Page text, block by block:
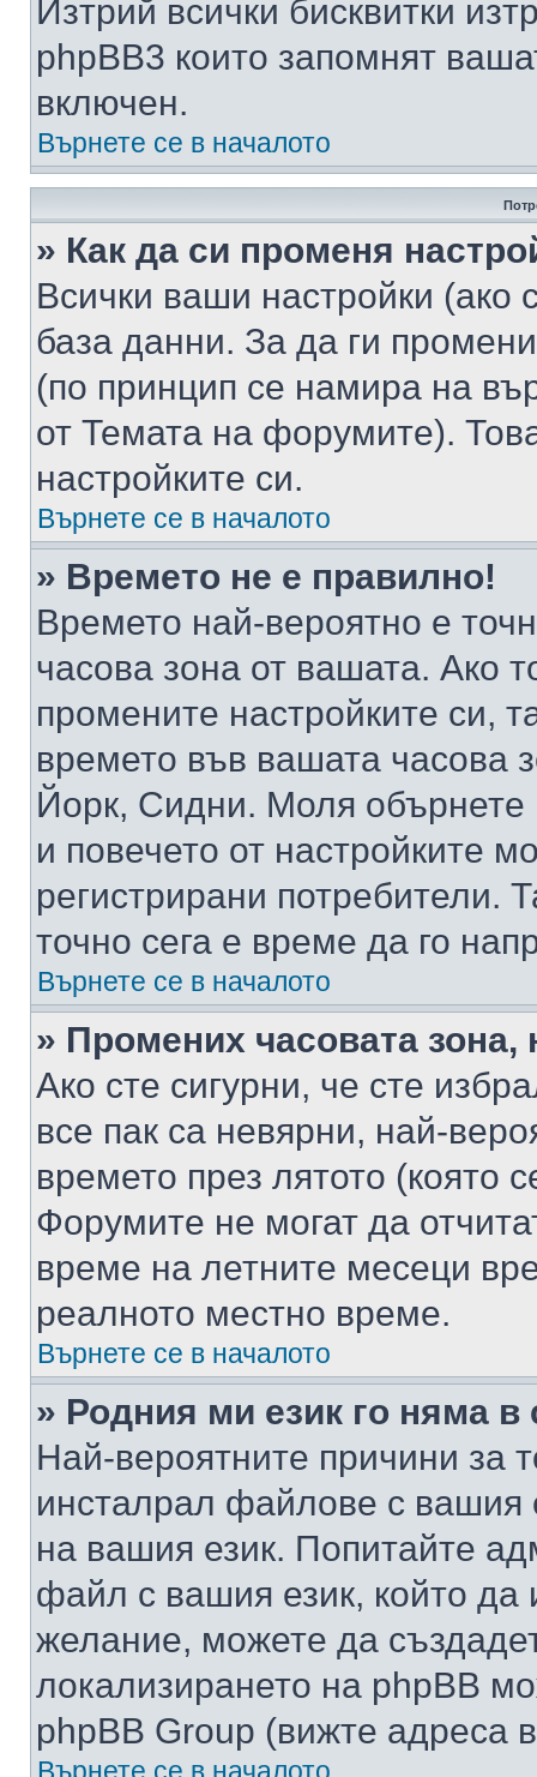
Изтрий всички бисквитки
phpBB3 които запомнят
включен.
Върнете се в началото
» Как да си променя
Всички ваши настройки (ако
база данни. За да ги
(по принцип се намира на
от Темата на форумите).
настройките си.
Върнете се в началото
» Времето не е правилно!
Времето най-вероятно е
часова зона от вашата. Ако
промените настройките си,
времето във вашата
Йорк, Сидни. Моля обърнете
и повечето от настройките
регистрирани потребители.
точно сега е време да го
Върнете се в началото
» Промених часовата
Ако сте сигурни, че сте
все пак са невярни, най-
времето през лятото (която
Форумите не могат да
време на летните месеци
реалното местно време.
Върнете се в началото
» Родния ми език го няма в
Най-вероятните причини за
инсталрал файлове с вашия
на вашия език. Попитайте
файл с вашия език, който да
желание, можете да
локализирането на phpBB
phpBB Group (вижте адреса